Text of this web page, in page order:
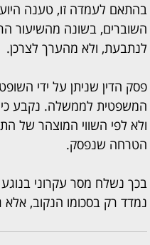
בהתאם לעמדה זו, טענה
לנתבעת, ולא מהערך לצרכן.
פסק הדין שניתן על ידי
המשפטית לממשלה. נקבע
ולא לפי השווי המוצהר של
הטרחה שנפסק.
בכך נשלח מסר עקרוני בנוגע
נמדד רק בסכומו הנקוב, אלא